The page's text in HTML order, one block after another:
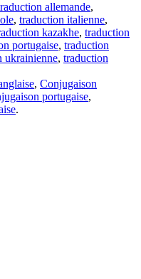
allemande,
, traduction italienne,
kazakhe, traduction
portugaise, traduction
ukrainienne, traduction
, Conjugaison
portugaise,
.